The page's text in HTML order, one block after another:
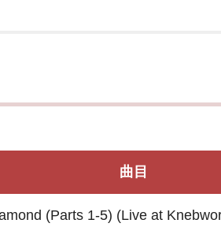
曲目
(Parts 1-5) (Live at